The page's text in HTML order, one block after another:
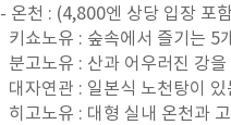
- 온천 : (4,800엔 상당 입장 포
키쇼노유 : 숲속에서 즐기는 5
분고노유 : 산과 어우러진 강
대자연관 : 일본식 노천탕이
히고노유 : 대형 실내 온천과